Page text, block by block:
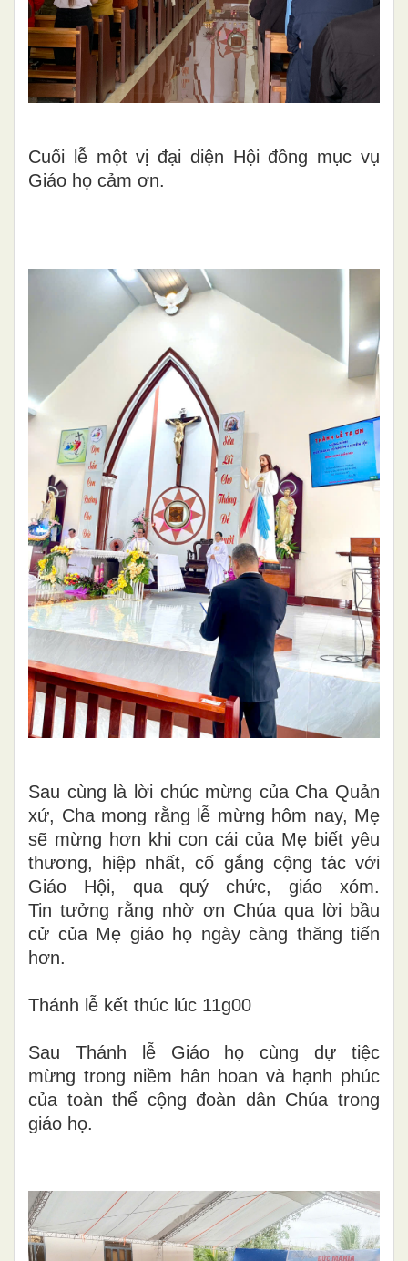
Cuối lễ một vị đại diện Hội đồng mục vụ
Giáo họ cảm ơn.
Sau cùng là lời chúc mừng của Cha Quản
xứ, Cha mong rằng lễ mừng hôm nay, Mẹ
sẽ mừng hơn khi con cái của Mẹ biết yêu
thương, hiệp nhất, cố gắng cộng tác với
Giáo Hội, qua quý chức, giáo xóm.
Tin tưởng rằng nhờ ơn Chúa qua lời bầu
cử của Mẹ giáo họ ngày càng thăng tiến
hơn.
Thánh lễ kết thúc lúc 11g00
Sau Thánh lễ Giáo họ cùng dự tiệc
mừng trong niềm hân hoan và hạnh phúc
của toàn thể cộng đoàn dân Chúa trong
giáo họ.